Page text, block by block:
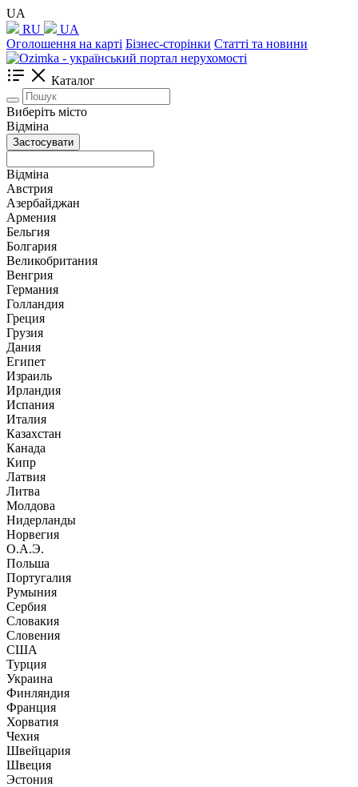
UA
RU
UA
Оголошення на карті Бізнес-сторінки Статті та новини
Каталог
Виберіть місто
Відміна
Застосувати
Відміна
Австрия
Азербайджан
Армения
Бельгия
Болгария
Великобритания
Венгрия
Германия
Голландия
Греция
Грузия
Дания
Египет
Израиль
Ирландия
Испания
Италия
Казахстан
Канада
Кипр
Латвия
Литва
Молдова
Нидерланды
Норвегия
О.А.Э.
Польша
Португалия
Румыния
Сербия
Словакия
Словения
США
Турция
Украина
Финляндия
Франция
Хорватия
Чехия
Швейцария
Швеция
Эстония